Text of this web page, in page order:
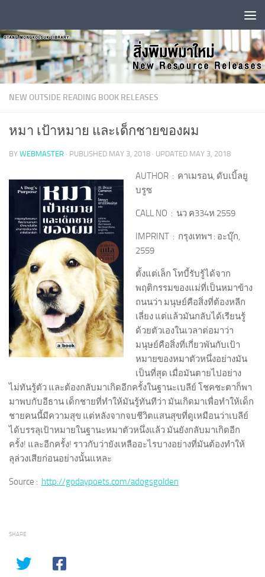
NEW OUTSIDE READING BOOK RELEASES
หมา เป้าหมาย และเด็กชายของผม
BY WEBMASTER · PUBLISHED MAY 3, 2018 · UPDATED MAY 3, 2018
AUTHOR : คาเมรอน, ดับเบิ้ลยู
บรูซ
CALL NO : นว ค334ห 2559
IMPRINT : กรุงเทพฯ : อะบุ๊ก,
2559
ตั้งแต่เล็ก โทบี้รับรู้ได้จาก
พฤติกรรมของแม่ที่เป็นหมาข้าง
ถนนว่า มนุษย์คือสิ่งที่ต้องหลีก
เลี่ยง แต่แล้วมันกลับได้เรียนรู้
ด้วยตัวเองในเวลาต่อมาว่า
มนุษย์คือสิ่งที่เกี่ยวพันกับเป้า
หมายของหมาตัวหนึ่งอย่างมัน
เป็นที่สุด เมื่อมันตายไปอย่าง
ไม่ทันรู้ตัว และต้องกลับมาเกิดอีกครั้งในฐานะเบลีย์ โชคชะตาก็พา
มาพบกับอีธาน เด็กชายที่ทำให้มันรู้ทันทีว่า มันเกิดมาเพื่อทำให้เด็ก
ชายคนนี้มีความสุข แต่หลังจากจบชีวิตแสนสุขที่ดูเหมือนว่าเบลีย์
ได้บรรลุเป้าหมายในฐานะหมาตัวหนึ่งแล้ว มันยังกลับมาเกิดอีก
ครั้ง! และอีกครั้ง! ราวกับว่ายังเหลืออะไรบางอย่างที่มันต้องทำให้
ลุล่วงเสียก่อนอย่างนั้นแหละ
Source : http://godaypoets.com/adogsgolden
SHARE